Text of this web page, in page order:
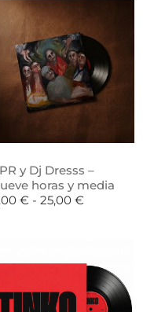
y Dj Dresss –
horas y media
€ - 25,00 €